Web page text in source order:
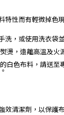
特性而有輕微掉色
洗，或使用洗衣袋
燙，遠離高溫及火
白色布料，請送至
效清潔劑，以保護